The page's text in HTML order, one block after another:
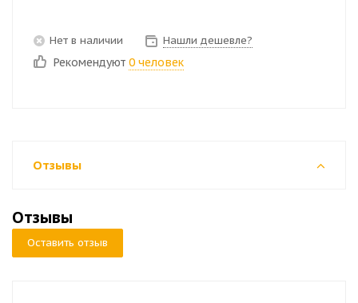
Нет в наличии Нашли дешевле?
Рекомендуют 0 человек
Отзывы
Отзывы
Оставить отзыв